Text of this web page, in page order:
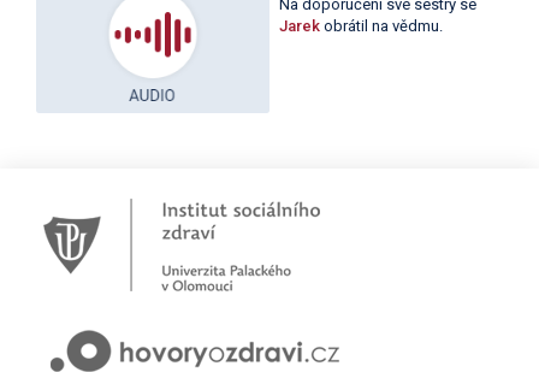
Na doporučení své sestry se
Jarek obrátil na vědmu.